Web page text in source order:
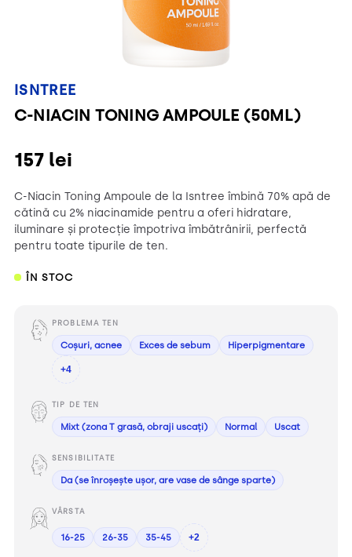
ISNTREE
C-NIACIN TONING AMPOULE (50ML)
157 lei
C-Niacin Toning Ampoule de la Isntree îmbină 70% apă de
cătină cu 2% niacinamide pentru a oferi hidratare,
iluminare și protecție împotriva îmbătrânirii, perfectă
pentru toate tipurile de ten.
ÎN STOC
PROBLEMA TEN
Coșuri, acnee Exces de sebum Hiperpigmentare
+4
TIP DE TEN
Mixt (zona T grasă, obraji uscați) Normal Uscat
SENSIBILITATE
Da (se înroșește ușor, are vase de sânge sparte)
VÂRSTA
16-25 26-35 35-45 +2